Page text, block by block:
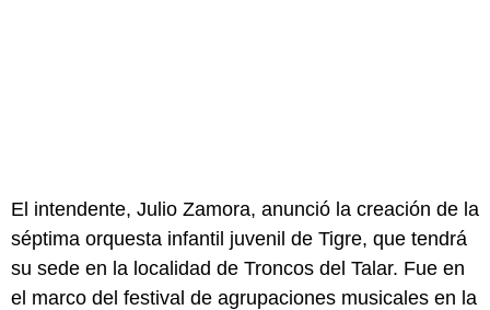
El intendente, Julio Zamora, anunció la creación de la
séptima orquesta infantil juvenil de Tigre, que tendrá
su sede en la localidad de Troncos del Talar. Fue en
el marco del festival de agrupaciones musicales en la